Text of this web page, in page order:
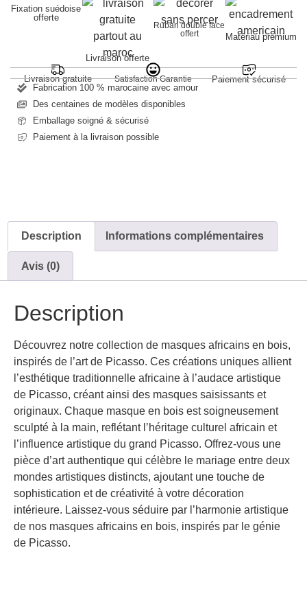
Fixation suédoise
offerte
Livraison offerte
Ruban double face
offert
Matériau premium
Livraison gratuite Satisfaction Garantie
Paiement sécurisé
Fabrication 100 % marocaine avec amour
Des centaines de modèles disponibles
Emballage soigné & sécurisé
Paiement à la livraison possible
Description Informations complémentaires
Avis (0)
Description
Découvrez notre collection de masques africains en bois,
inspirés de l’art de Picasso. Ces créations uniques allient
l’esthétique traditionnelle africaine à l’audace artistique
de Picasso, créant ainsi des masques saisissants et
originaux. Chaque masque en bois est soigneusement
sculpté à la main, reflétant l’héritage culturel africain et
l’influence artistique du grand Picasso. Offrez-vous une
pièce d’art authentique qui célèbre le mariage entre deux
mondes artistiques distincts, ajoutant une touche de
sophistication et de créativité à votre décoration
intérieure. Laissez-vous séduire par l’harmonie artistique
de nos masques africains en bois, inspirés par le génie
de Picasso.